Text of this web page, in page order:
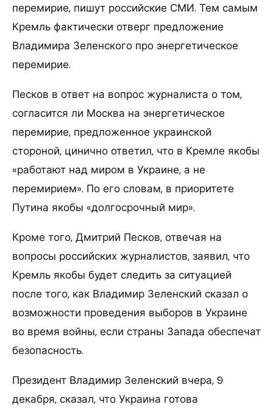
перемирие, пишут российские СМИ. Тем самым
Кремль фактически отверг предложение
Владимира Зеленского про энергетическое
перемирие.
Песков в ответ на вопрос журналиста о том,
согласится ли Москва на энергетическое
перемирие, предложенное украинской
стороной, цинично ответил, что в Кремле якобы
«работают над миром в Украине, а не
перемирием». По его словам, в приоритете
Путина якобы «долгосрочный мир».
Кроме того, Дмитрий Песков, отвечая на
вопросы российских журналистов, заявил, что
Кремль якобы будет следить за ситуацией
после того, как Владимир Зеленский сказал о
возможности проведения выборов в Украине
во время войны, если страны Запада обеспечат
безопасность.
Президент Владимир Зеленский вчера, 9
декабря, сказал, что Украина готова